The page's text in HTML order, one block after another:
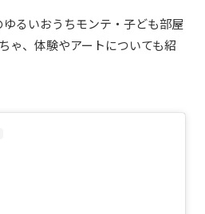
るいおうちモンテ・子ども部屋
ゃ、体験やアートについても紹